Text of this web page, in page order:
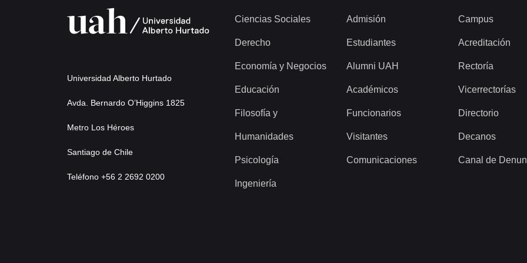
Universidad Alberto Hurtado
Avda. Bernardo O’Higgins 1825
Metro Los Héroes
Santiago de Chile
Teléfono +56 2 2692 0200
Ciencias Sociales
Derecho
Economía y Negocios
Educación
Filosofía y
Humanidades
Psicología
Ingeniería
Admisión
Estudiantes
Alumni UAH
Académicos
Funcionarios
Visitantes
Comunicaciones
Campus
Acreditación
Rectoría
Vicerrectorías
Directorio
Decanos
Canal de